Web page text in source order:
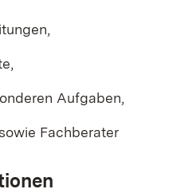
Aufgaben,
Fachberater